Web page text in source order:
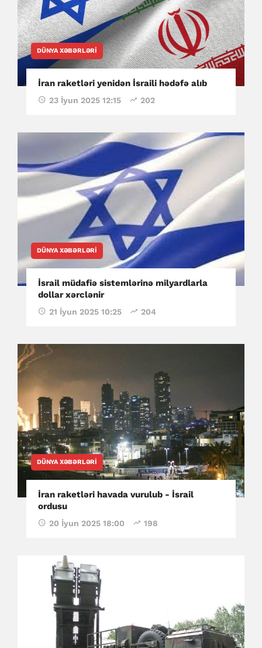
DÜNYA XƏBƏRLƏRI
İran raketləri yenidən İsraili hədəfə alıb
23 İyun 2025 12:15 202
DÜNYA XƏBƏRLƏRI
İsrail müdafiə sistemlərinə milyardlarla
dollar xərclənir
21 İyun 2025 10:25 204
DÜNYA XƏBƏRLƏRI
İran raketləri havada vurulub - İsrail
ordusu
20 İyun 2025 18:00 198